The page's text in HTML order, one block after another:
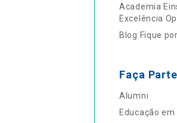
Academia
Excelência
Blog Fique
Faça Parte
Alumni
Educação